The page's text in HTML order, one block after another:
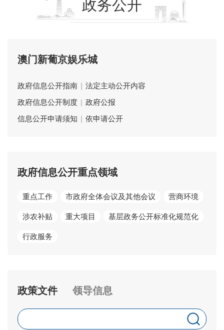
政务公开
澳门新葡京娱乐城
政府信息公开指南 | 法定主动公开内容
政府信息公开制度 | 政府公报
信息公开申请须知 | 依申请公开
政府信息公开重点领域
重点工作 市政府全体会议及其他会议 营商环境
涉农补贴 重大项目 基层政务公开标准化规范化
行政服务
政策文件 领导信息